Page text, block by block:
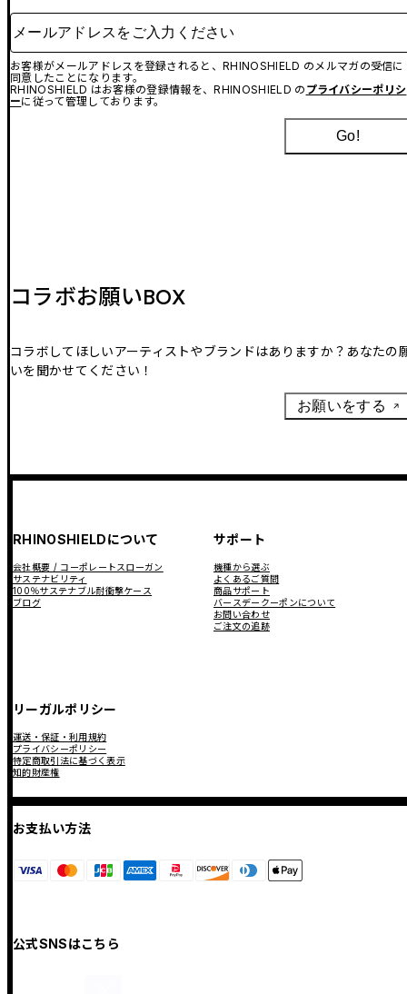
メールアドレスをご入力ください
お客様がメールアドレスを登録されると、RHINOSHIELD のメルマガの受信に
同意したことになります。
RHINOSHIELD はお客様の登録情報を、RHINOSHIELD の プライバシーポリシ
ーに従って管理しております。
Go!
コラボお願いBOX
コラボしてほしいアーティストやブランドはありますか？あなたの
いを聞かせてください！
お願いをする
RHINOSHIELDについて
会社概要 / コーポレートスローガン
サステナビリティ
100％サステナブル耐衝撃ケース
ブログ
サポート
機種から選ぶ
よくあるご質問
商品サポート
バースデークーポンについて
お問い合わせ
ご注文の追跡
リーガルポリシー
運送・保証・利用規約
プライバシーポリシー
特定商取引法に基づく表示
知的財産権
お支払い方法
公式SNSはこちら